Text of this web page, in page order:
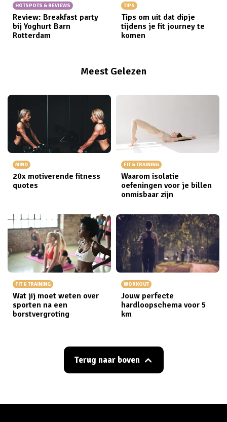
HOTSPOTS & REVIEWS
Review: Breakfast party
bij Yoghurt Barn
Rotterdam
TIPS
Tips om uit dat dipje
tijdens je fit journey te
komen
Meest Gelezen
MIND
20x motiverende fitness
quotes
FIT & TRAINING
Waarom isolatie
oefeningen voor je billen
onmisbaar zijn
FIT & TRAINING
Wat jij moet weten over
sporten na een
borstvergroting
WORKOUT
Jouw perfecte
hardloopschema voor 5
km
Terug naar boven